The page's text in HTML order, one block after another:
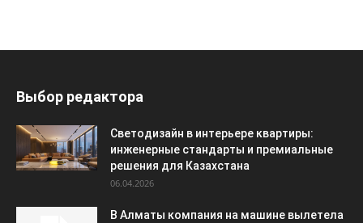
Выбор редактора
Светодизайн в интерьере квартиры:
инженерные стандарты и премиальные
решения для Казахстана
06.04.2026
В Алматы компания на машине вылетела